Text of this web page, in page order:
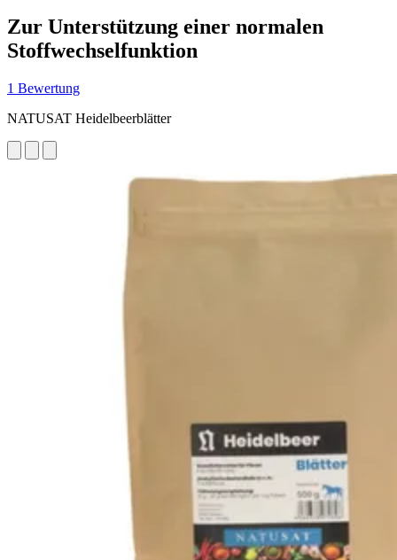
Zur Unterstützung einer normalen
Stoffwechselfunktion
1 Bewertung
NATUSAT Heidelbeerblätter